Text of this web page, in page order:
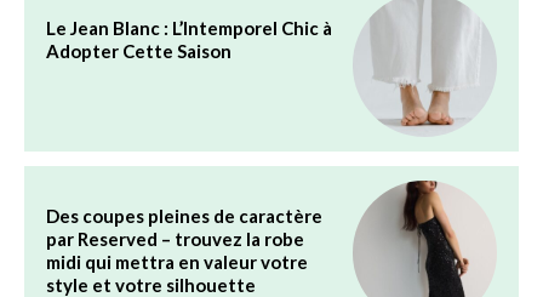
Le Jean Blanc : L’Intemporel Chic à
Adopter Cette Saison
Des coupes pleines de caractère
par Reserved – trouvez la robe
midi qui mettra en valeur votre
style et votre silhouette